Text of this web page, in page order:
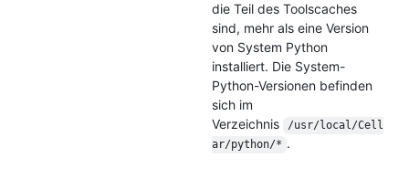
die Teil des Toolscaches
sind, mehr als eine Version
von System Python
installiert. Die System-
Python-Versionen befinden
sich im
Verzeichnis
/usr/local/Cell
ar/python/* .